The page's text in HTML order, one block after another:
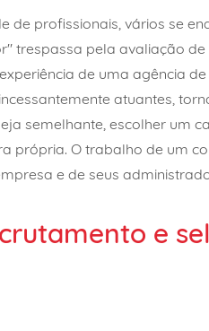
de profissionais, vários se
trespassa pela avaliação
de umaagência
atuantes,
semelhante, escolher um
própria. O trabalho de um
e de seus
e